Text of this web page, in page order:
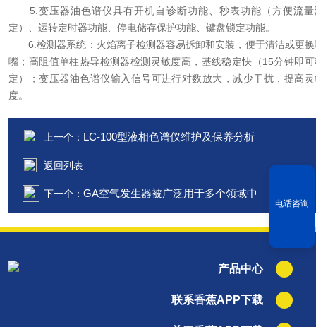
5.变压器油色谱仪具有开机自诊断功能、秒表功能（方便流量
定）、运转定时器功能、停电储存保护功能、键盘锁定功能。
6.检测器系统：火焰离子检测器容易拆卸和安装，便于清洁或更换
嘴；高阻值单柱热导检测器检测灵敏度高，基线稳定快（15分钟即
定）；变压器油色谱仪输入信号可进行对数放大，减少干扰，提高
度。
上一个： LC-100型液相色谱仪维护及保养分析
返回列表
下一个： GA空气发生器被广泛用于多个领域中
产品中心
联系香蕉APP下载
电话咨询